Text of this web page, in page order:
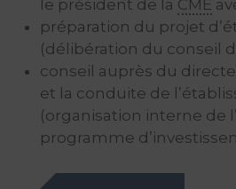
le président de la CME
préparation du projet
(délibération du conseil
conseil auprès du
et la conduite de
(organisation interne de
programme